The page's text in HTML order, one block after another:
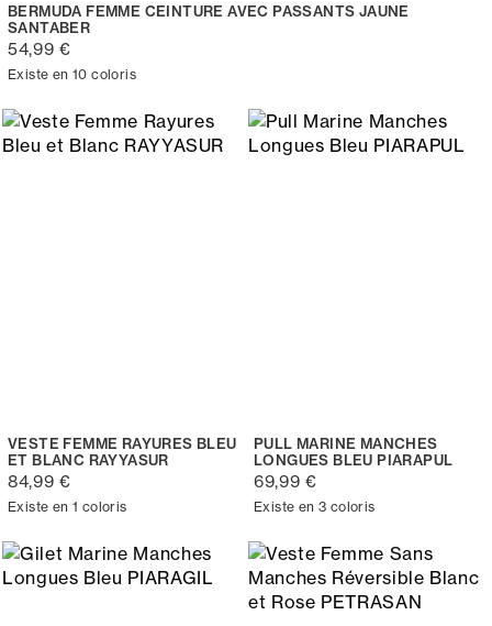
BERMUDA FEMME CEINTURE AVEC PASSANTS JAUNE
SANTABER
54,99 €
Existe en 10 coloris
VESTE FEMME RAYURES BLEU
ET BLANC RAYYASUR
84,99 €
Existe en 1 coloris
PULL MARINE MANCHES
LONGUES BLEU PIARAPUL
69,99 €
Existe en 3 coloris